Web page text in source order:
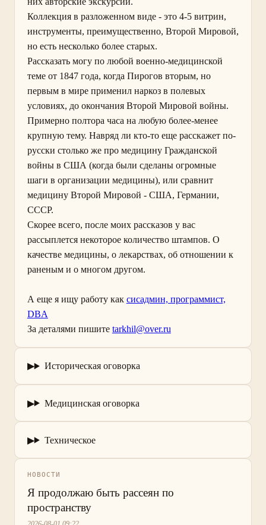
Коллекция в разложенном виде - это 4-5 витрин,
инструменты, преимущественно, Второй Мировой,
но есть несколько более старых.
Рассказать могу по любой военно-медицинской
теме от 1847 года, когда Пирогов вторым, но
первым в мире применил наркоз в полевых
условиях, до окончания Второй Мировой войны.
Примерно полтора часа на любую более-менее
крупную тему. Навряд ли кто-то еще расскажет по-
русски столько же про медицину Гражданской
войны в США (когда были сделаны огромные
шаги в организации медицины), или сравнит
медицину Второй Мировой - США, Германии,
СССР.
Скорее всего, после моих рассказов у вас
рассыплется некоторое количество штампов. О
качестве медицины, о лекарствах, об отношении к
раненым и о многом другом.
А еще я ищу работу как сисадмин, программист,
DBA
За деталями пишите tarkhil@over.ru
Историческая оговорка
Медицинская оговорка
Техническое
НОВОСТИ
Я продолжаю быть рассеян по
пространству